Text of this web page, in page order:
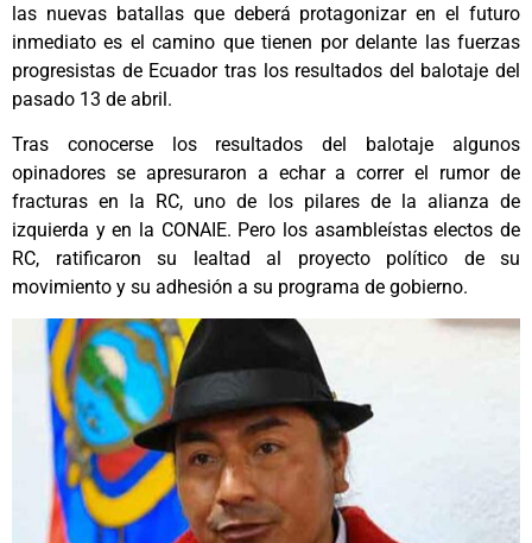
las nuevas batallas que deberá protagonizar en el futuro
inmediato es el camino que tienen por delante las fuerzas
progresistas de Ecuador tras los resultados del balotaje del
pasado 13 de abril.
Tras conocerse los resultados del balotaje algunos
opinadores se apresuraron a echar a correr el rumor de
fracturas en la RC, uno de los pilares de la alianza de
izquierda y en la CONAIE. Pero los asambleístas electos de
RC, ratificaron su lealtad al proyecto político de su
movimiento y su adhesión a su programa de gobierno.